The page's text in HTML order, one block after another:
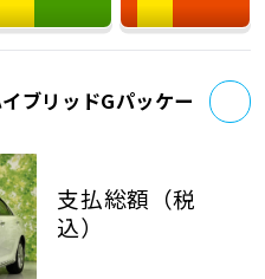
ブリッドGパッケー
支払総額 （税
込）